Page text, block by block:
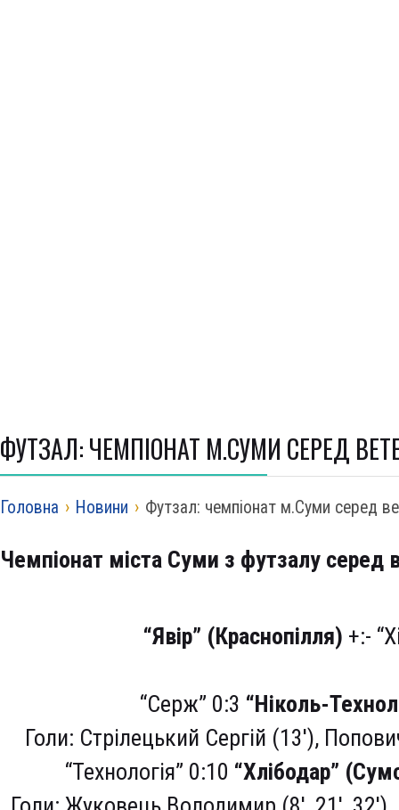
ФУТЗАЛ: ЧЕМПІОНАТ М.СУМИ СЕРЕД
Головна › Новини › Футзал: чемпіонат м.Суми серед
Чемпіонат міста Суми з футзалу серед
“Явір” (Краснопілля) +:-
“Серж” 0:3 “Ніколь-
Голи: Стрілецький Сергій (13′),
“Технологія” 0:10 “Хлібодар”